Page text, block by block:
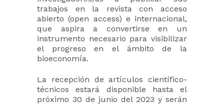
trabajos en la revista con acceso
abierto (open access) e internacional,
que aspira a convertirse en un
instrumento necesario para visibilizar
el progreso en el ámbito de la
bioeconomía.
La recepción de artículos científico-
técnicos estará disponible hasta el
próximo 30 de junio del 2023 y serán